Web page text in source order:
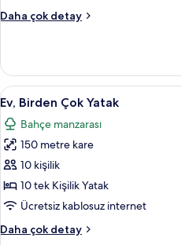
Daha çok detay
Comfort
fazla
detay
Ev,
Birden
Çok
Yatak
için
tüm
fotoğrafları
46
Ev, Birden Çok Yatak
Bahçe manzarası
150 metre kare
10 kişilik
10 tek Kişilik Yatak
Ücretsiz kablosuz internet
Daha çok detay
Ev,